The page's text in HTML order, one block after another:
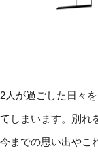
2人が過ごした日々
てしまいます。別れ
今までの思い出やこ